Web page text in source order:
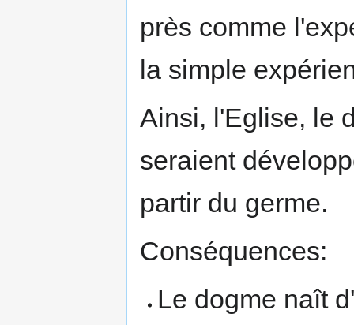
près comme
la simple
Ainsi, l'Eglise, le
seraient
partir du germe.
Conséquences:
Le dogme naît